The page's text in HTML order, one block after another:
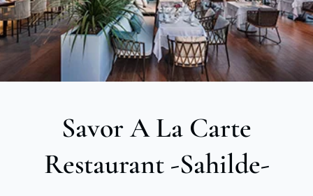
Savor A La Carte
Restaurant -Sahilde-